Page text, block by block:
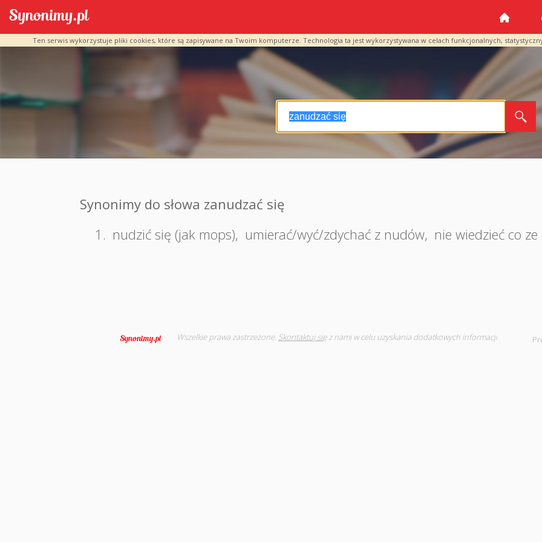
Ten serwis wykorzystuje pliki cookies, które są zapisywane na Twoim komputerze. Technologia ta jest wykorzystywana w celach funkcjonalnych,
Synonimy do słowa zanudzać się
1. nudzić się (jak mops), umierać/wyć/zdychać z nudów, nie wiedzieć co
Wszelkie prawa zastrzeżone. Skontaktuj sięz nami w celu uzyskania dodatkowych informacji